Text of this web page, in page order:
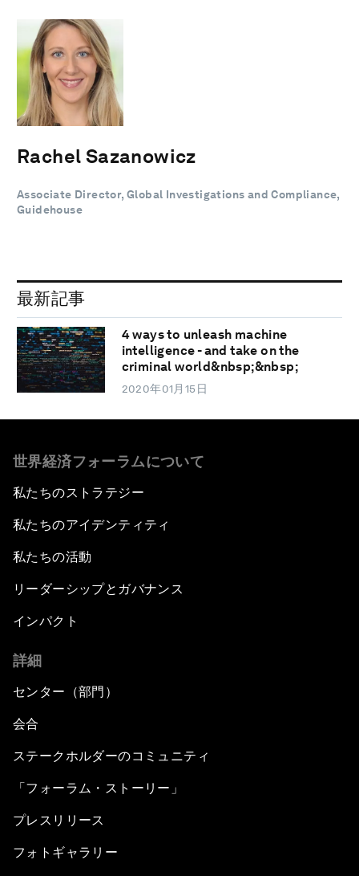
Rachel Sazanowicz
Associate Director, Global Investigations and Compliance,
Guidehouse
最新記事
4 ways to unleash machine
intelligence - and take on the
criminal world&nbsp;&nbsp;
2020年01月15日
世界経済フォーラムについて
私たちのストラテジー
私たちのアイデンティティ
私たちの活動
リーダーシップとガバナンス
インパクト
詳細
センター（部門）
会合
ステークホルダーのコミュニティ
「フォーラム・ストーリー」
プレスリリース
フォトギャラリー